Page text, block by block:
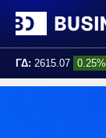
ΓΔ: 2615.07 0.25%